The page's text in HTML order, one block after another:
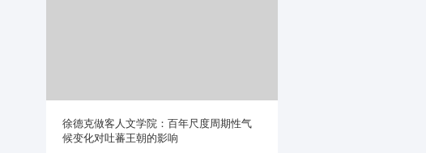
徐德克做客人文学院：百年尺度周期性气
候变化对吐蕃王朝的影响